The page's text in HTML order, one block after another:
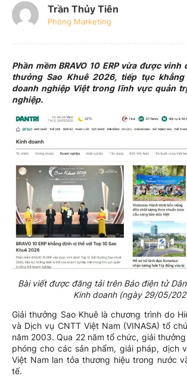
Trần Thủy Tiên
Phòng Marketing
Phần mềm BRAVO 10 ERP vừa được vinh
thưởng Sao Khuê 2026, tiếp tục
doanh nghiệp Việt trong lĩnh vực quản
nghiệp.
Bài viết được đăng tải trên Báo điện tử
Kinh doanh (ngày 29/05/
Giải thưởng Sao Khuê là chương trình do
và Dịch vụ CNTT Việt Nam (VINASA) tổ
năm 2003. Qua 22 năm tổ chức, giải
phóng cho các sản phẩm, giải pháp, dịch
Việt Nam lan tỏa thương hiệu trong nước
tế.